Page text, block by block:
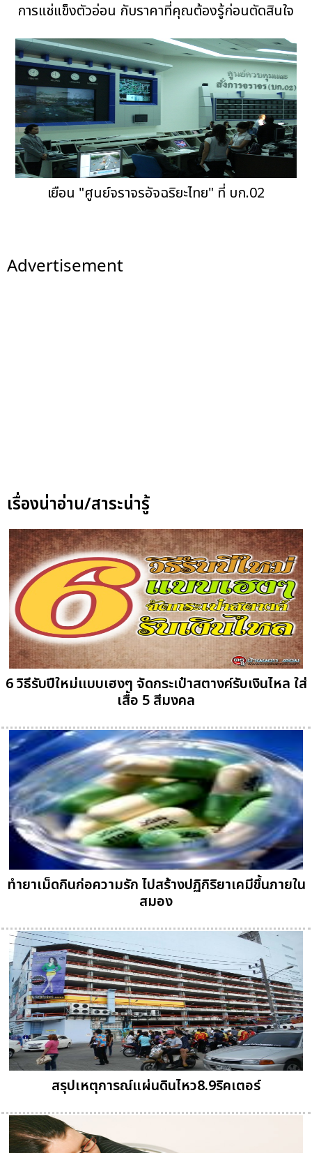
การแช่แข็งตัวอ่อน กับราคาที่คุณต้องรู้ก่อนตัดสินใจ
เยือน "ศูนย์จราจรอัจฉริยะไทย" ที่ บก.02
Advertisement
เรื่องน่าอ่าน/สาระน่ารู้
6 วิธีรับปีใหม่แบบเฮงๆ จัดกระเป๋าสตางค์รับเงินไหล ใส่
เสื้อ 5 สีมงคล
ทำยาเม็ดกินก่อความรัก ไปสร้างปฏิกิริยาเคมีขึ้นภายใน
สมอง
สรุปเหตุการณ์แผ่นดินไหว8.9ริคเตอร์